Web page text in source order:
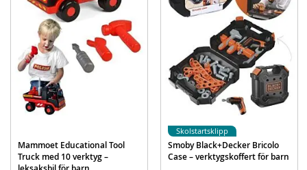
Såg
Hammare
Skiftnyckel
3 x bits
Andra tillbehör
Detaljer:
Mått: L32 x B16 x H22,5 cm
Rek.ålder. från 3 år
Mammoet Educational Tool
Truck med 10 verktyg –
Smoby Black+Decker Bricolo
Case – verktygskoffert för barn
Skolstartsklipp